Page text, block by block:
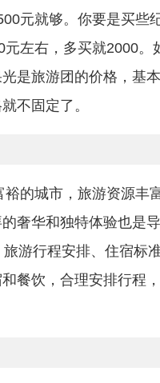
元就够。你要是买些
左右，多买就2000。
是旅游团的价格，基
不固定了。
的城市，旅游资源丰
奢华和独特体验也是
游行程安排、住宿标
餐饮，合理安排行程